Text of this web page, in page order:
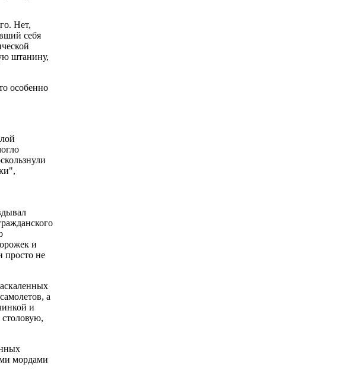
Нет,
себя
штанину,
особенно
и
просто не
а
и
мордами